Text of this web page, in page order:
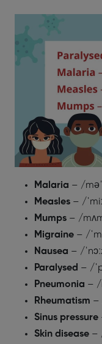
Malaria – /
Measles – /
Mumps – /
Migraine – /
Nausea – /
Paralysed – /
Pneumonia – /
Rheumatism –
Sinus pressure
Skin disease –